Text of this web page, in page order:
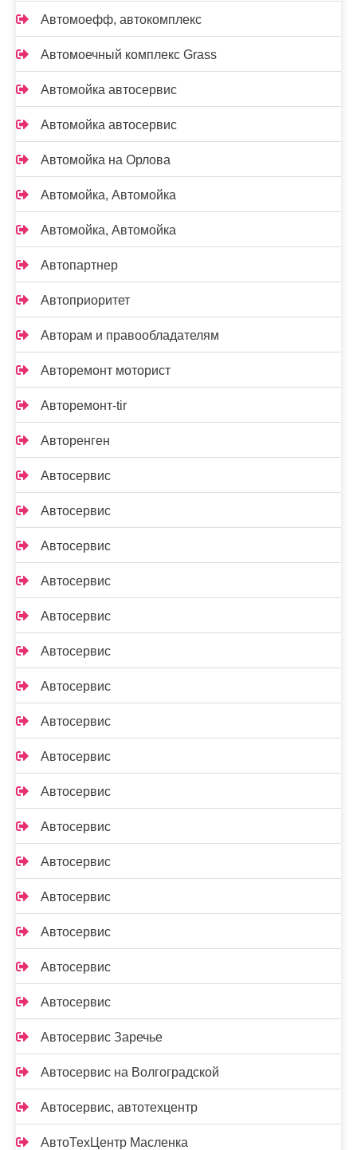
Автомоефф, автокомплекс
Автомоечный комплекс Grass
Автомойка автосервис
Автомойка автосервис
Автомойка на Орлова
Автомойка, Автомойка
Автомойка, Автомойка
Автопартнер
Автоприоритет
Авторам и правообладателям
Авторемонт моторист
Авторемонт-tir
Авторенген
Автосервис
Автосервис
Автосервис
Автосервис
Автосервис
Автосервис
Автосервис
Автосервис
Автосервис
Автосервис
Автосервис
Автосервис
Автосервис
Автосервис
Автосервис
Автосервис
Автосервис Заречье
Автосервис на Волгоградской
Автосервис, автотехцентр
АвтоТехЦентр Масленка